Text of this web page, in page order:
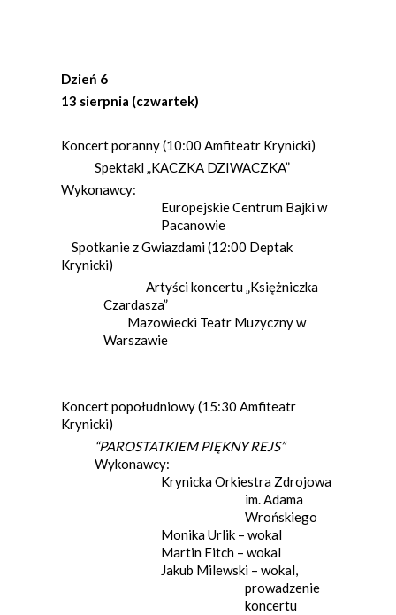
Dzień 6
13 sierpnia (czwartek)
Koncert poranny (10:00 Amfiteatr Krynicki)
Spektakl „KACZKA DZIWACZKA”
Wykonawcy:
Europejskie Centrum Bajki w
Pacanowie
Spotkanie z Gwiazdami (12:00 Deptak
Krynicki)
Artyści koncertu „Księżniczka
Czardasza”
Mazowiecki Teatr Muzyczny w
Warszawie
Koncert popołudniowy (15:30 Amfiteatr
Krynicki)
“PAROSTATKIEM PIĘKNY REJS”
Wykonawcy:
Krynicka Orkiestra Zdrojowa
im. Adama
Wrońskiego
Monika Urlik – wokal
Martin Fitch – wokal
Jakub Milewski – wokal,
prowadzenie
koncertu